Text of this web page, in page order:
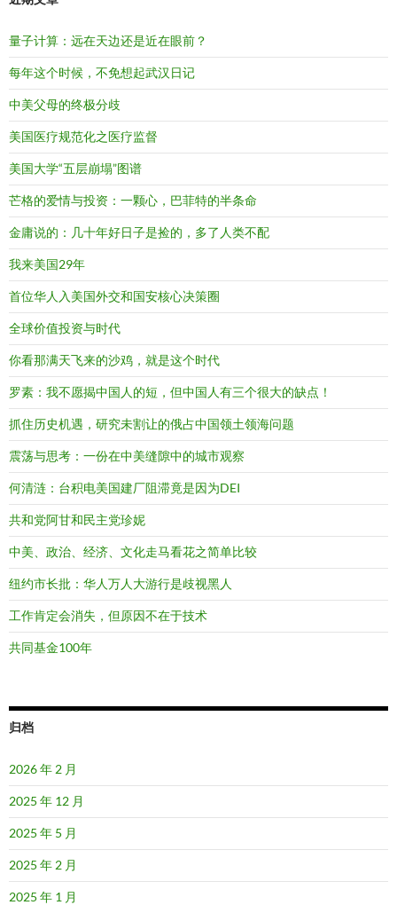
量子计算：远在天边还是近在眼前？
每年这个时候，不免想起武汉日记
中美父母的终极分歧
美国医疗规范化之医疗监督
美国大学“五层崩塌”图谱
芒格的爱情与投资：一颗心，巴菲特的半条命
金庸说的：几十年好日子是捡的，多了人类不配
我来美国29年
首位华人入美国外交和国安核心决策圈
全球价值投资与时代
你看那满天飞来的沙鸡，就是这个时代
罗素：我不愿揭中国人的短，但中国人有三个很大的缺点！
抓住历史机遇，研究未割让的俄占中国领土领海问题
震荡与思考：一份在中美缝隙中的城市观察
何清涟：台积电美国建厂阻滞竟是因为DEI
共和党阿甘和民主党珍妮
中美、政治、经济、文化走马看花之简单比较
纽约市长批：华人万人大游行是歧视黑人
工作肯定会消失，但原因不在于技术
共同基金100年
归档
2026 年 2 月
2025 年 12 月
2025 年 5 月
2025 年 2 月
2025 年 1 月